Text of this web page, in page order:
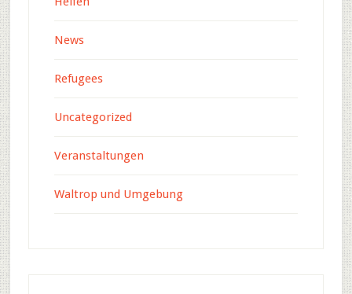
News
Refugees
Uncategorized
Veranstaltungen
Waltrop und Umgebung